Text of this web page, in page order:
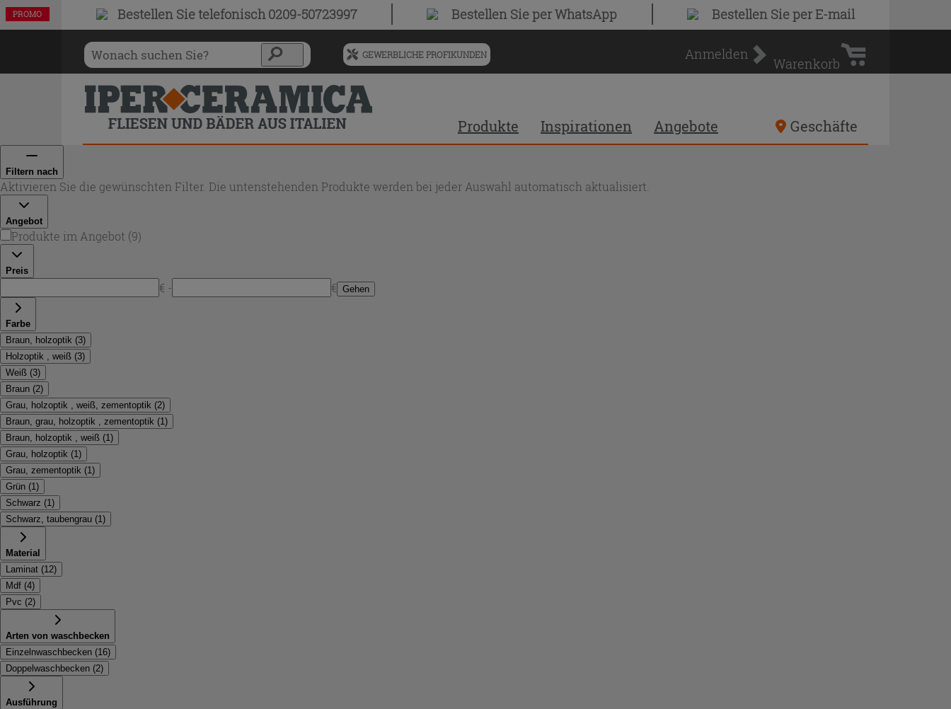
Bestellen Sietelefonisch 0209-50723997 Bestellen Sieper WhatsApp Bestellen Sieper E-mail
Menü
vorgeschlagenen
Siteinhalt
und
Suchprotokoll
GEWERBLICHE PROFIKUNDEN Anmelden
Warenkorb
Warenkorb
Produkte Inspirationen Angebote Geschäfte
Filtern nach
Aktivieren Sie die gewünschten Filter. Die untenstehenden Produkte werden bei jeder Auswahl automatisch aktualisiert.
Angebot
Produkte im Angebot (9)
Preis
€ - € Gehen
Farbe
Braun, holzoptik (3)
Holzoptik , weiß (3)
Weiß (3)
Braun (2)
Grau, holzoptik , weiß, zementoptik (2)
Braun, grau, holzoptik , zementoptik (1)
Braun, holzoptik , weiß (1)
Grau, holzoptik (1)
Grau, zementoptik (1)
Grün (1)
Schwarz (1)
Schwarz, taubengrau (1)
Material
Laminat (12)
Mdf (4)
Pvc (2)
Arten von waschbecken
Einzelnwaschbecken (16)
Doppelwaschbecken (2)
Ausführung
PROMO
PROMO
PROMO
PROMO
PROMO
PROMO
PROMO
PROMO
PROMO